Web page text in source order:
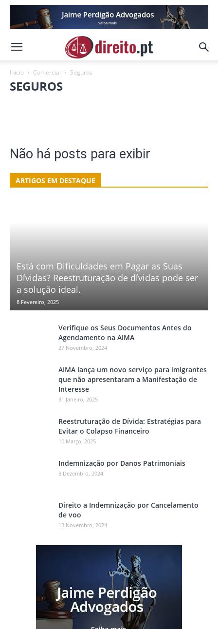
Inicio Comercial Seguros
SEGUROS
Não há posts para exibir
ARTIGOS EM DESTAQUE
Está com Dificuldades em Pagar as Suas
Dívidas? Reestruturação de dívidas pode ser
a solução ideal.
8 Fevereiro, 2025
Verifique os Seus Documentos Antes do
Agendamento na AIMA
27 Novembro, 2024
AIMA lança um novo serviço para imigrantes
que não apresentaram a Manifestação de
Interesse
31 Janeiro, 2025
Reestruturação de Dívida: Estratégias para
Evitar o Colapso Financeiro
10 Março, 2025
Indemnização por Danos Patrimoniais
3 Dezembro, 2024
Direito a Indemnização por Cancelamento
de voo
13 Novembro, 2024